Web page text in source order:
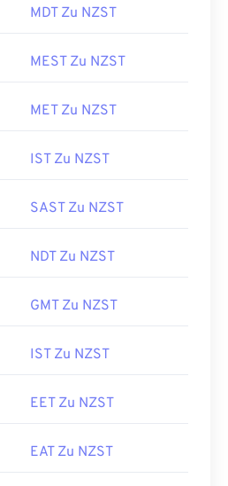
MDT Zu NZST
MEST Zu NZST
MET Zu NZST
IST Zu NZST
SAST Zu NZST
NDT Zu NZST
GMT Zu NZST
IST Zu NZST
EET Zu NZST
EAT Zu NZST